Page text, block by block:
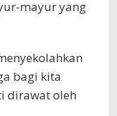
mayur yang
bagi kita
dirawat oleh